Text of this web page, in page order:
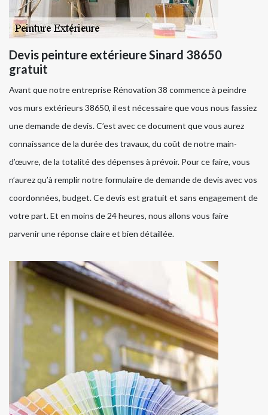
Devis peinture extérieure Sinard 38650
gratuit
Avant que notre entreprise Rénovation 38 commence à peindre
vos murs extérieurs 38650, il est nécessaire que vous nous fassiez
une demande de devis. C’est avec ce document que vous aurez
connaissance de la durée des travaux, du coût de notre main-
d’œuvre, de la totalité des dépenses à prévoir. Pour ce faire, vous
n’aurez qu’à remplir notre formulaire de demande de devis avec vos
coordonnées, budget. Ce devis est gratuit et sans engagement de
votre part. Et en moins de 24 heures, nous allons vous faire
parvenir une réponse claire et bien détaillée.